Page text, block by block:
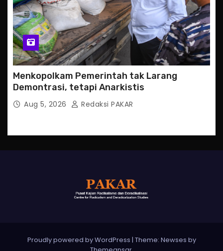
Menkopolkam Pemerintah tak Larang
Demontrasi, tetapi Anarkistis
Aug 5, 2026 Redaksi PAKAR
Proudly powered by WordPress | Theme: Newses by